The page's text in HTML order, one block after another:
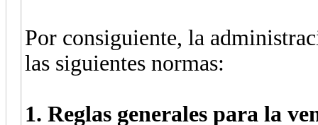
Por consiguiente, la
las siguientes normas:
1. Reglas generales para la